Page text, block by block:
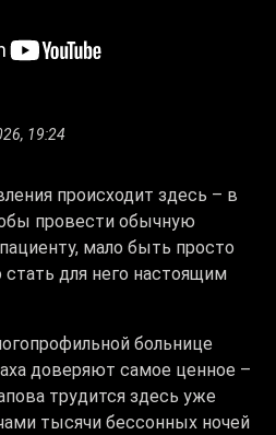
19:24
происходит здесь – в
провести обычную
мало быть просто
для него настоящим
больнице
доверяют самое ценное –
трудится здесь уже
тысячи бессонных ночей